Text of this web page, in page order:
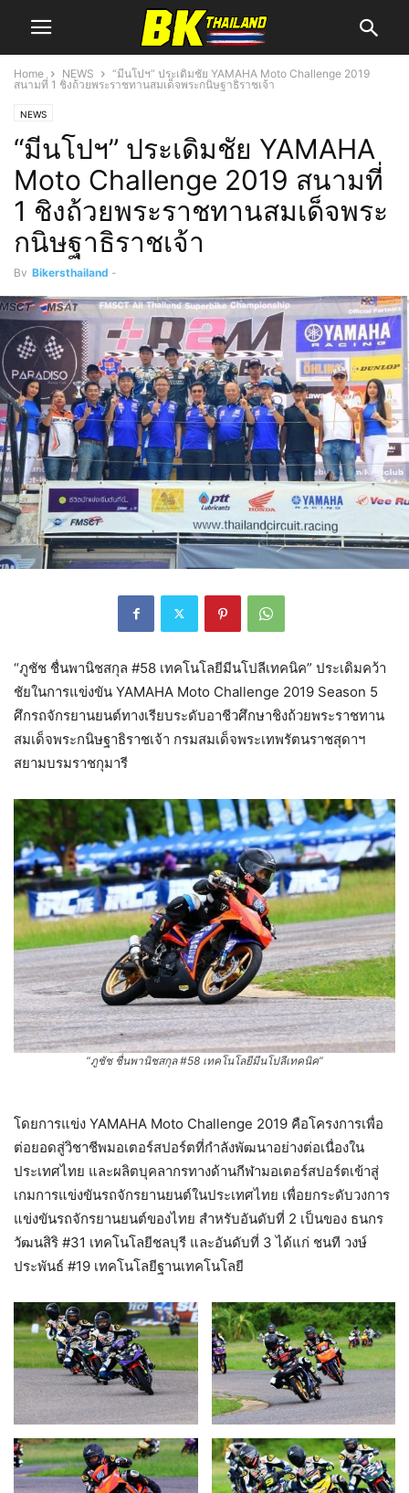
Home NEWS
“มีนโปฯ” ประเดิมชัย YAMAHA Moto Challenge 2019
สนามที่ 1 ชิงถ้วยพระราชทานสมเด็จพระกนิษฐาธิราชเจ้า
NEWS
“มีนโปฯ” ประเดิมชัย YAMAHA
Moto Challenge 2019 สนามที่
1 ชิงถ้วยพระราชทานสมเด็จพระ
กนิษฐาธิราชเจ้า
By Bikersthailand -
“ภูชัช ชื่นพานิชสกุล #58 เทคโนโลยีมีนโปลีเทคนิค” ประเดิมคว้า
ชัยในการแข่งขัน YAMAHA Moto Challenge 2019 Season 5
ศึกรถจักรยานยนต์ทางเรียบระดับอาชีวศึกษาชิงถ้วยพระราชทาน
สมเด็จพระกนิษฐาธิราชเจ้า กรมสมเด็จพระเทพรัตนราชสุดาฯ
สยามบรมราชกุมารี
“ภูชัช ชื่นพานิชสกุล #58 เทคโนโลยีมีนโปลีเทคนิค”
โดยการแข่ง YAMAHA Moto Challenge 2019 คือโครงการเพื่อ
ต่อยอดสู่วิชาชีพมอเตอร์สปอร์ตที่กำลังพัฒนาอย่างต่อเนื่องใน
ประเทศไทย และผลิตบุคลากรทางด้านกีฬามอเตอร์สปอร์ตเข้าสู่
เกมการแข่งขันรถจักรยานยนต์ในประเทศไทย เพื่อยกระดับวงการ
แข่งขันรถจักรยานยนต์ของไทย สำหรับอันดับที่ 2 เป็นของ ธนกร
วัฒนสิริ #31 เทคโนโลยีชลบุรี และอันดับที่ 3 ได้แก่ ชนที วงษ์
ประพันธ์ #19 เทคโนโลยีฐานเทคโนโลยี